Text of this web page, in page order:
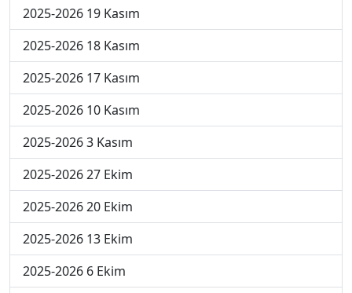
2025-2026 19 Kasım
2025-2026 18 Kasım
2025-2026 17 Kasım
2025-2026 10 Kasım
2025-2026 3 Kasım
2025-2026 27 Ekim
2025-2026 20 Ekim
2025-2026 13 Ekim
2025-2026 6 Ekim